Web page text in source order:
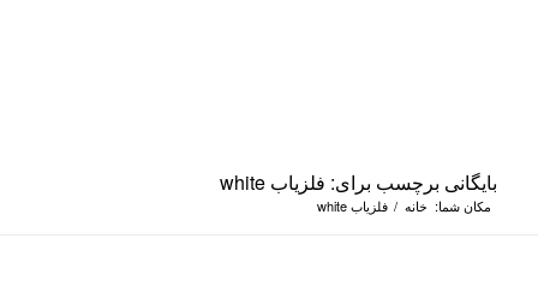
بایگانی برچسب برای: فلزیاب white
مکان شما: خانه / فلزیاب white